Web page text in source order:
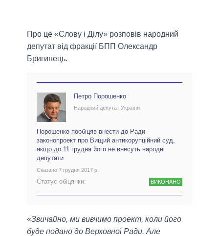
Про це «Слову і Ділу» розповів народний
депутат від фракції БПП Олександр
Бригинець.
Петро Порошенко
Народний депутат України
Порошенко пообіцяв внести до Ради
законопроект про Вищий антикорупційний суд,
якщо до 11 грудня його не внесуть народні
депутати
Сказано 7 грудня 2017 р.
Статус обіцянки: ВИКОНАНО
«Звичайно, ми вивчимо проект, коли його
буде подано до Верховної Ради. Але